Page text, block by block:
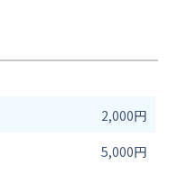
2,000円
5,000円